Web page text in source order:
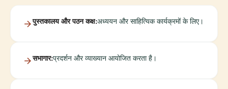
पुस्तकालय और पठन कक्ष:अध्ययन और साहित्यिक कार्यक्रमों के लिए।
सभागार:प्रदर्शन और व्याख्यान आयोजित करता है।